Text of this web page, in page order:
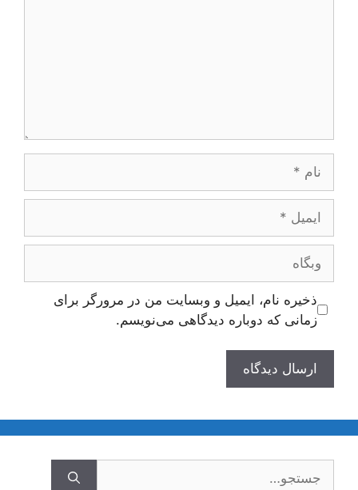
وبگاه
ذخیره نام، ایمیل و وبسایت من در مرورگر برای
زمانی که دوباره دیدگاهی می‌نویسم.